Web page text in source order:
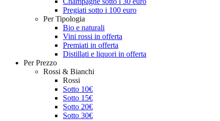
Pregiati sotto i 100 euro
Per Tipologia
Bio e naturali
Vini rossi in offerta
Premiati in offerta
Distillati e liquori in offerta
Per Prezzo
Rossi & Bianchi
Rossi
Sotto 10€
Sotto 15€
Sotto 20€
Sotto 30€